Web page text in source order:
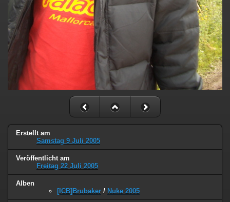
Erstellt am
Samstag 9 Juli 2005
Veröffentlicht am
Freitag 22 Juli 2005
Alben
[ICB]Brubaker / Nuke 2005